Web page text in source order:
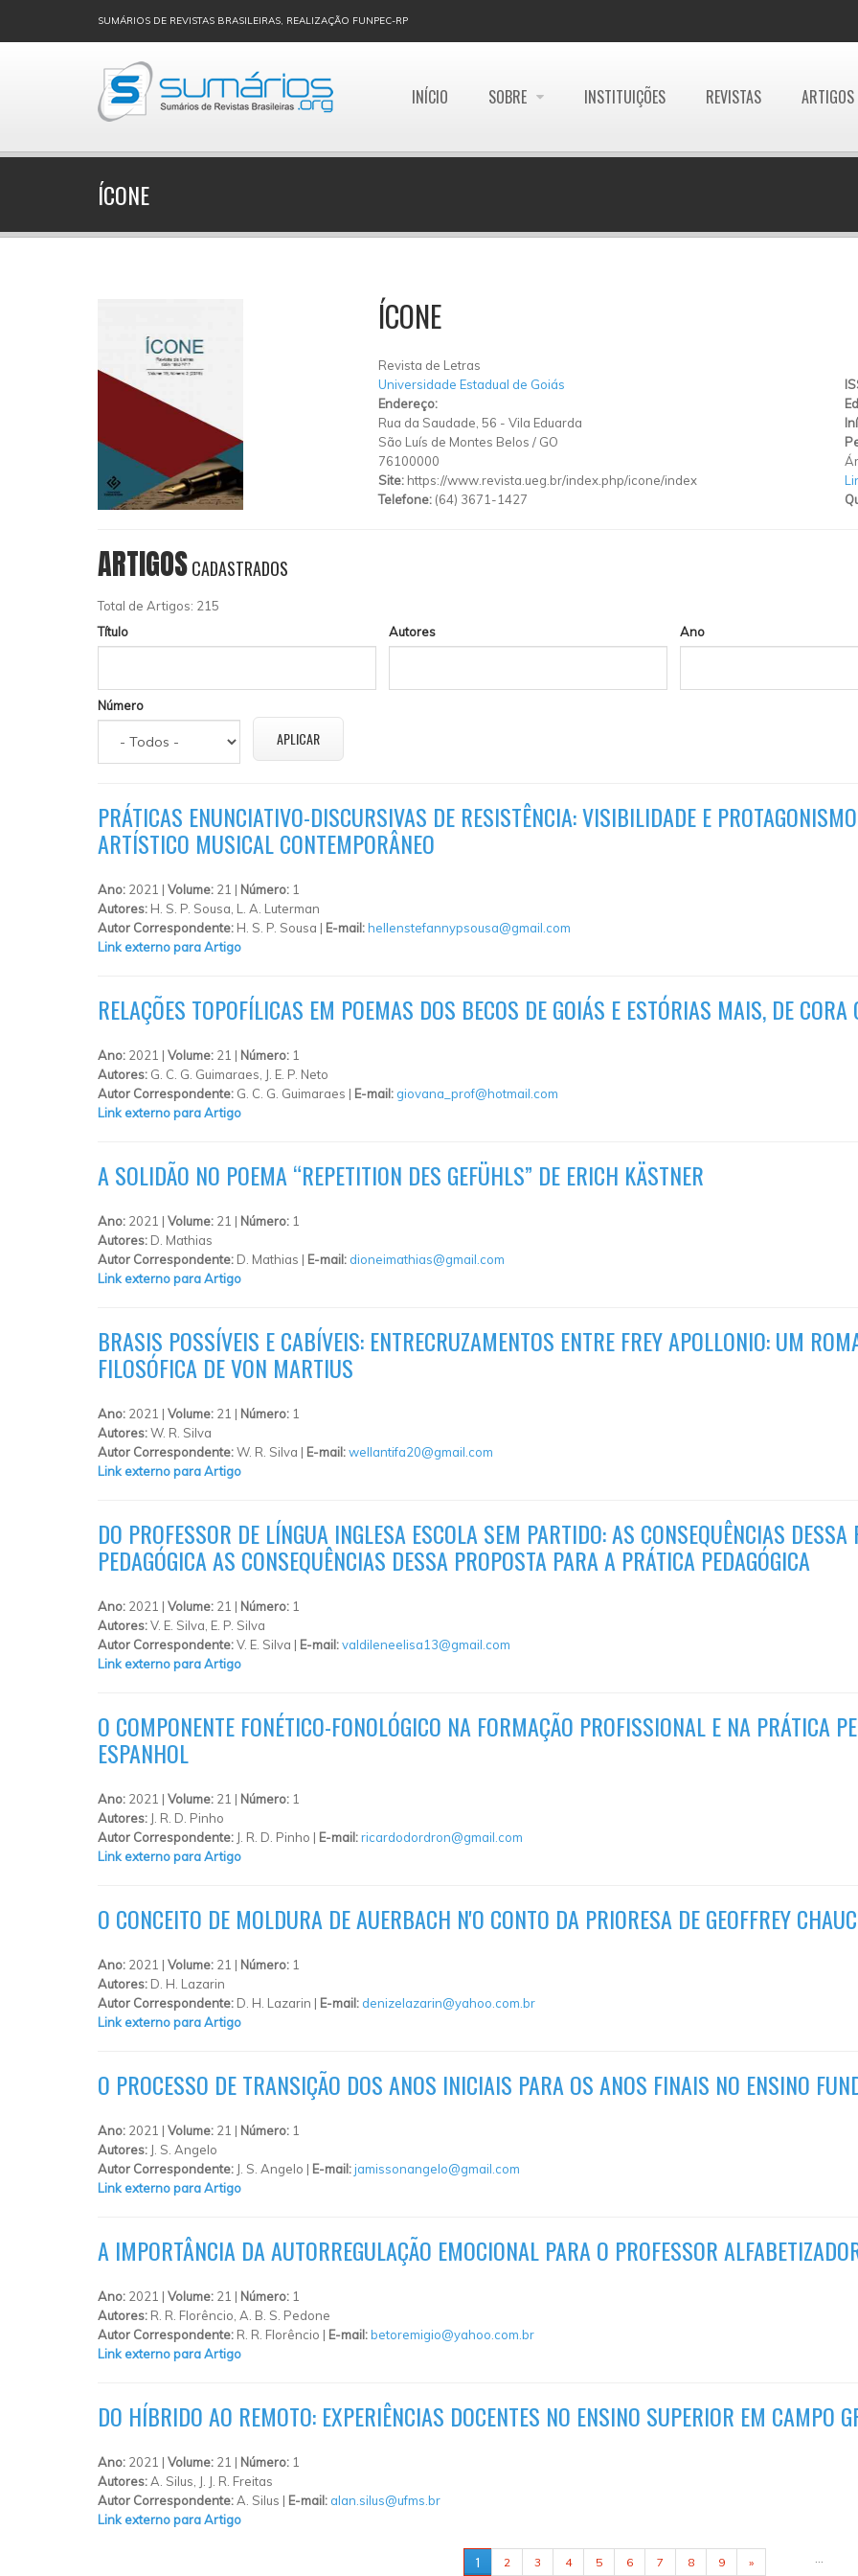
SUMÁRIOS DE REVISTAS BRASILEIRAS, REALIZAÇÃO FUNPEC-RP
INÍCIO SOBRE INSTITUIÇÕES REVISTAS ARTIGOS
ÍCONE
ÍCONE
Revista de Letras
Universidade Estadual de Goiás
Endereço:
Rua da Saudade, 56 - Vila Eduarda
São Luís de Montes Belos / GO
76100000
Site: https://www.revista.ueg.br/index.php/icone/index
Telefone: (64) 3671-1427
ARTIGOSCADASTRADOS
Total de Artigos: 215
Título
Autores Ano
Número
PRÁTICAS ENUNCIATIVO-DISCURSIVAS DE RESISTÊNCIA: VISIBILIDADE E
ARTÍSTICO MUSICAL CONTEMPORÂNEO
Ano: 2021 | Volume: 21 | Número: 1
Autores: H. S. P. Sousa, L. A. Luterman
Autor Correspondente: H. S. P. Sousa | E-mail:hellenstefannypsousa@gmail.com
Link externo para Artigo
RELAÇÕES TOPOFÍLICAS EM POEMAS DOS BECOS DE GOIÁS E ESTÓRIAS MAIS, DE CORA
Ano: 2021 | Volume: 21 | Número: 1
Autores: G. C. G. Guimaraes, J. E. P. Neto
Autor Correspondente: G. C. G. Guimaraes | E-mail: giovana_prof@hotmail.com
Link externo para Artigo
A SOLIDÃO NO POEMA “REPETITION DES GEFÜHLS” DE ERICH KÄSTNER
Ano: 2021 | Volume: 21 | Número: 1
Autores: D. Mathias
Autor Correspondente: D. Mathias | E-mail: dioneimathias@gmail.com
Link externo para Artigo
BRASIS POSSÍVEIS E CABÍVEIS: ENTRECRUZAMENTOS ENTRE FREY APOLLONIO: UM
FILOSÓFICA DE VON MARTIUS
Ano: 2021 | Volume: 21 | Número: 1
Autores:W. R. Silva
Autor Correspondente:W. R. Silva | E-mail:wellantifa20@gmail.com
Link externo para Artigo
DO PROFESSOR DE LÍNGUA INGLESA ESCOLA SEM PARTIDO: AS CONSEQUÊNCIAS
PEDAGÓGICA AS CONSEQUÊNCIAS DESSA PROPOSTA PARA A PRÁTICA PEDAGÓGICA
Ano: 2021 | Volume: 21 | Número: 1
Autores:V. E. Silva, E. P. Silva
Autor Correspondente:V. E. Silva | E-mail:valdileneelisa13@gmail.com
Link externo para Artigo
O COMPONENTE FONÉTICO-FONOLÓGICO NA FORMAÇÃO PROFISSIONAL E NA PRÁTICA
ESPANHOL
Ano: 2021 | Volume: 21 | Número: 1
Autores: J. R. D. Pinho
Autor Correspondente: J. R. D. Pinho | E-mail:ricardodordron@gmail.com
Link externo para Artigo
O CONCEITO DE MOLDURA DE AUERBACH N'O CONTO DA PRIORESA DE GEOFFREY
Ano: 2021 | Volume: 21 | Número: 1
Autores: D. H. Lazarin
Autor Correspondente: D. H. Lazarin | E-mail: denizelazarin@yahoo.com.br
Link externo para Artigo
O PROCESSO DE TRANSIÇÃO DOS ANOS INICIAIS PARA OS ANOS FINAIS NO ENSINO
Ano: 2021 | Volume: 21 | Número: 1
Autores: J. S. Angelo
Autor Correspondente: J. S. Angelo | E-mail:jamissonangelo@gmail.com
Link externo para Artigo
A IMPORTÂNCIA DA AUTORREGULAÇÃO EMOCIONAL PARA O PROFESSOR
Ano: 2021 | Volume: 21 | Número: 1
Autores: R. R. Florêncio, A. B. S. Pedone
Autor Correspondente: R. R. Florêncio | E-mail:betoremigio@yahoo.com.br
Link externo para Artigo
DO HÍBRIDO AO REMOTO: EXPERIÊNCIAS DOCENTES NO ENSINO SUPERIOR EM CAMPO
Ano: 2021 | Volume: 21 | Número: 1
Autores:A. Silus, J. J. R. Freitas
Autor Correspondente:A. Silus | E-mail: alan.silus@ufms.br
Link externo para Artigo
1 2 3 4 5 6 7 8 9 »